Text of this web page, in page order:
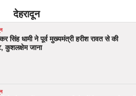
देहरादून
सिंह धामी ने पूर्व मुख्यमंत्री हरीश रावत से की
कुशलक्षेम जाना